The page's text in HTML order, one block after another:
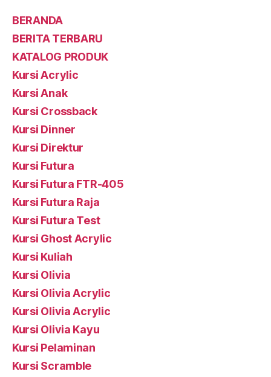
BERANDA
BERITA TERBARU
KATALOG PRODUK
Kursi Acrylic
Kursi Anak
Kursi Crossback
Kursi Dinner
Kursi Direktur
Kursi Futura
Kursi Futura FTR-405
Kursi Futura Raja
Kursi Futura Test
Kursi Ghost Acrylic
Kursi Kuliah
Kursi Olivia
Kursi Olivia Acrylic
Kursi Olivia Acrylic
Kursi Olivia Kayu
Kursi Pelaminan
Kursi Scramble